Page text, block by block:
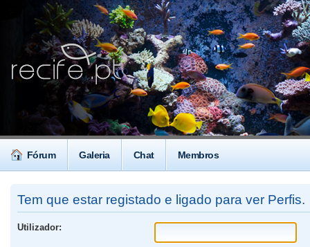
Fórum Galeria Chat Membros
Tem que estar registado e ligado para ver Perfis.
Utilizador: